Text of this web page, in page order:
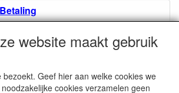
website maakt gebruik
bezoekt. Geef hier aan welke cookies we
cookies verzamelen geen